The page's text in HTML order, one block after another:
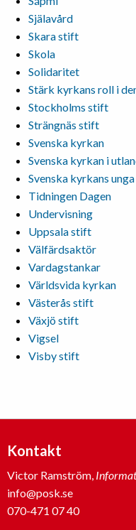
Själavård
Skara stift
Skola
Solidaritet
Stärk kyrkans roll i
Stockholms stift
Strängnäs stift
Svenska kyrkan
Svenska kyrkan i
Svenska kyrkans unga
Tidningen Dagen
Undervisning
Uppsala stift
Välfärdsaktör
Vardagstankar
Världsvida kyrkan
Västerås stift
Växjö stift
Vigsel
Visby stift
Kontakt
Victor Ramström,
info@posk.se
070-471 07 40